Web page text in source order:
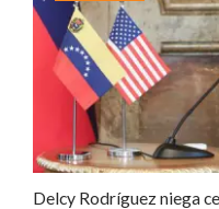
Delcy Rodríguez niega